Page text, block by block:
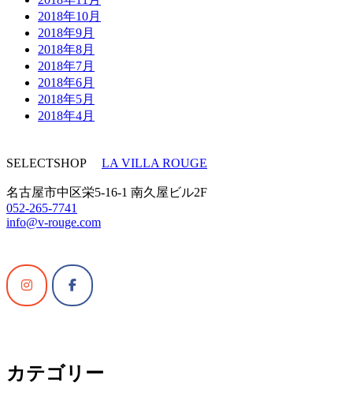
2018年10月
2018年9月
2018年8月
2018年7月
2018年6月
2018年5月
2018年4月
SELECTSHOP LA VILLA ROUGE
名古屋市中区栄5-16-1 南久屋ビル2F
052-265-7741
info@v-rouge.com
カテゴリー